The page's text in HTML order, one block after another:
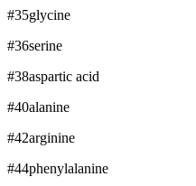
#35glycine
#36serine
#38aspartic acid
#40alanine
#42arginine
#44phenylalanine